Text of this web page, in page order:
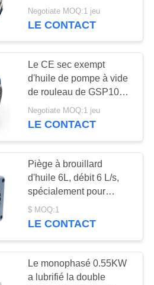
vide de
de pompe
4
représentation 28kgs,
pompe sèche de rouleau
Negotiate MOQ:1 jeu
LE CONTACT
Le CE sec exempt
d'huile de pompe à vide
de rouleau de GSP10
1800 t/mn 10L/s a
approuvé
Negotiate MOQ:1 jeu
LE CONTACT
Piège à brouillard
d'huile 6L, débit 6 L/s,
spécialement pour
pompe à vide rotative à
huile 6L
$ MOQ:1
LE CONTACT
Le monophasé 0.55KW
a lubrifié la double